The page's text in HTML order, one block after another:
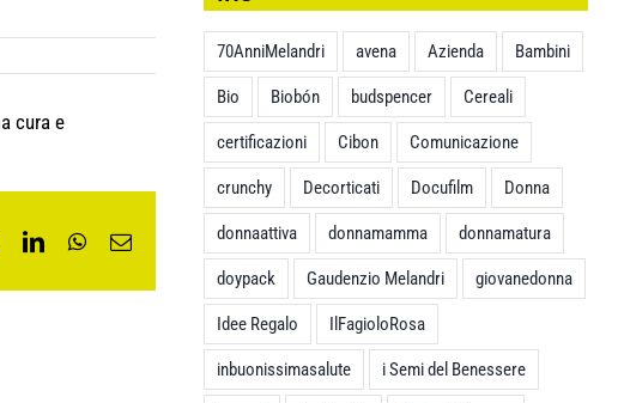
cura e
LinkedInWhatsApp
Email
70AnniMelandri avena Azienda Bambini
Bio Biobón budspencer Cereali
certificazioni Cibon Comunicazione
crunchy Decorticati Docufilm Donna
donnaattiva donnamamma donnamatura
doypack Gaudenzio Melandri giovanedonna
Idee Regalo IlFagioloRosa
inbuonissimasalute i Semi del Benessere